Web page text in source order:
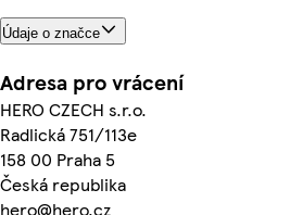
Údaje o značce
Adresa pro vrácení
HERO CZECH s.r.o.
Radlická 751/113e
158 00 Praha 5
Česká republika
hero@hero.cz